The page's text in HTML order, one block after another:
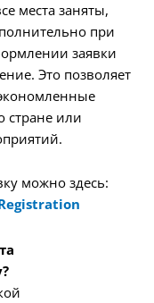
места заняты,
при
заявки
Это позволяет
стране или
можно здесь: